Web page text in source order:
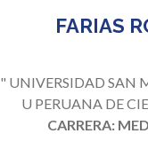
FARIAS
" UNIVERSIDAD SAN
U PERUANA DE
CARRERA: